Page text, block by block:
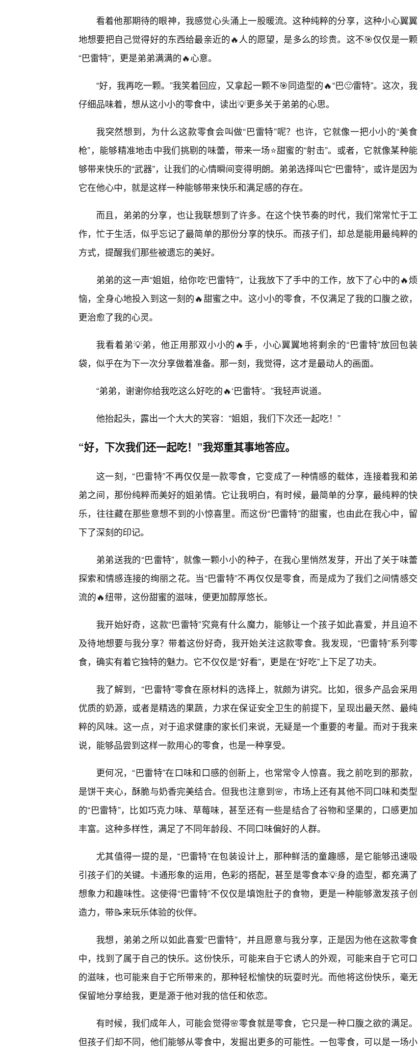
看着他那期待的眼神，我感觉心头涌上一股暖流。这种纯粹的分享，这种小心翼翼
地想要把自己觉得好的东西给最亲近的🔥人的愿望，是多么的珍贵。这不🎯仅仅是一颗
“巴雷特”，更是弟弟满满的🔥心意。
“好，我再吃一颗。”我笑着回应，又拿起一颗不🎯同造型的🔥“巴🙂雷特”。这次，我
仔细品味着，想从这小小的零食中，读出💡更多关于弟弟的心思。
我突然想到，为什么这款零食会叫做“巴雷特”呢？也许，它就像一把小小的“美食
枪”，能够精准地击中我们挑剔的味蕾，带来一场⭐甜蜜的“射击”。或者，它就像某种能
够带来快乐的“武器”，让我们的心情瞬间变得明朗。弟弟选择叫它“巴雷特”，或许是因为
它在他心中，就是这样一种能够带来快乐和满足感的存在。
而且，弟弟的分享，也让我联想到了许多。在这个快节奏的时代，我们常常忙于工
作，忙于生活，似乎忘记了最简单的那份分享的快乐。而孩子们，却总是能用最纯粹的
方式，提醒我们那些被遗忘的美好。
弟弟的这一声“姐姐，给你吃‘巴雷特’”，让我放下了手中的工作，放下了心中的🔥烦
恼，全身心地投入到这一刻的🔥甜蜜之中。这小小的零食，不仅满足了我的口腹之欲，
更治愈了我的心灵。
我看着弟💡弟，他正用那双小小的🔥手，小心翼翼地将剩余的“巴雷特”放回包装
袋，似乎在为下一次分享做着准备。那一刻，我觉得，这才是最动人的画面。
“弟弟，谢谢你给我吃这么好吃的🔥‘巴雷特’。”我轻声说道。
他抬起头，露出一个大大的笑容：“姐姐，我们下次还一起吃！”
“好，下次我们还一起吃！”我郑重其事地答应。
这一刻，“巴雷特”不再仅仅是一款零食，它变成了一种情感的载体，连接着我和弟
弟之间，那份纯粹而美好的姐弟情。它让我明白，有时候，最简单的分享，最纯粹的快
乐，往往藏在那些意想不到的小惊喜里。而这份“巴雷特”的甜蜜，也由此在我心中，留
下了深刻的印记。
弟弟送我的“巴雷特”，就像一颗小小的种子，在我心里悄然发芽，开出了关于味蕾
探索和情感连接的绚丽之花。当“巴雷特”不再仅仅是零食，而是成为了我们之间情感交
流的🔥纽带，这份甜蜜的滋味，便更加醇厚悠长。
我开始好奇，这款“巴雷特”究竟有什么魔力，能够让一个孩子如此喜爱，并且迫不
及待地想要与我分享？带着这份好奇，我开始关注这款零食。我发现，“巴雷特”系列零
食，确实有着它独特的魅力。它不仅仅是“好看”，更是在“好吃”上下足了功夫。
我了解到，“巴雷特”零食在原材料的选择上，就颇为讲究。比如，很多产品会采用
优质的奶源，或者是精选的果蔬，力求在保证安全卫生的前提下，呈现出最天然、最纯
粹的风味。这一点，对于追求健康的家长们来说，无疑是一个重要的考量。而对于我来
说，能够品尝到这样一款用心的零食，也是一种享受。
更何况，“巴雷特”在口味和口感的创新上，也常常令人惊喜。我之前吃到的那款，
是饼干夹心，酥脆与奶香完美结合。但我也注意到🌸，市场上还有其他不同口味和类型
的“巴雷特”，比如巧克力味、草莓味，甚至还有一些是结合了谷物和坚果的，口感更加
丰富。这种多样性，满足了不同年龄段、不同口味偏好的人群。
尤其值得一提的是，“巴雷特”在包装设计上，那种鲜活的童趣感，是它能够迅速吸
引孩子们的关键。卡通形象的运用，色彩的搭配，甚至是零食本💡身的造型，都充满了
想象力和趣味性。这使得“巴雷特”不仅仅是填饱肚子的食物，更是一种能够激发孩子创
造力，带📝来玩乐体验的伙伴。
我想，弟弟之所以如此喜爱“巴雷特”，并且愿意与我分享，正是因为他在这款零食
中，找到了属于自己的快乐。这份快乐，可能来自于它诱人的外观，可能来自于它可口
的滋味，也可能来自于它所带来的，那种轻松愉快的玩耍时光。而他将这份快乐，毫无
保留地分享给我，更是源于他对我的信任和依恋。
有时候，我们成年人，可能会觉得🌸零食就是零食，它只是一种口腹之欲的满足。
但孩子们却不同，他们能够从零食中，发掘出更多的可能性。一包零食，可以是一场小